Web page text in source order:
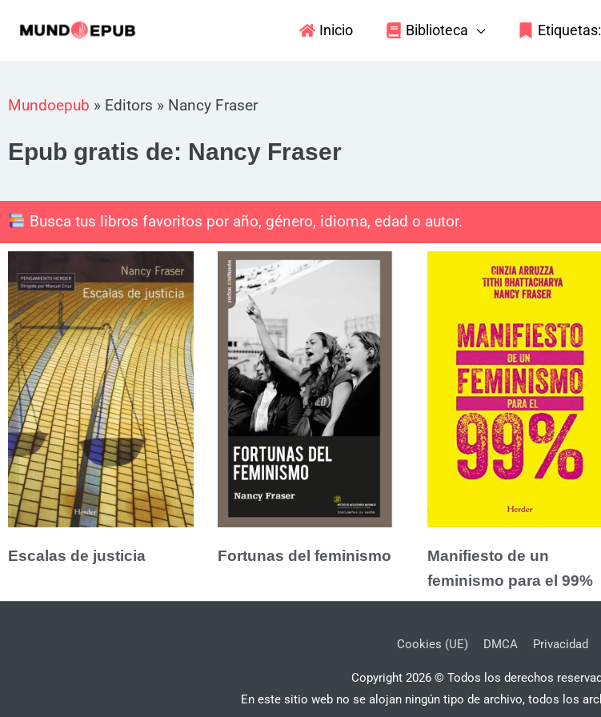
Inicio Biblioteca Etiquetas:
Mundoepub » Editors » Nancy Fraser
Epub gratis de: Nancy Fraser
Busca tus libros favoritos por año, género, idioma, edad o autor.
Escalas de justicia Fortunas del feminismo
Manifiesto de un
feminismo para el 99%
Cookies (UE) DMCA Privacidad
Copyright 2026 © Todos los derechos
En este sitio web no se alojan ningún tipo de archivo, todos los